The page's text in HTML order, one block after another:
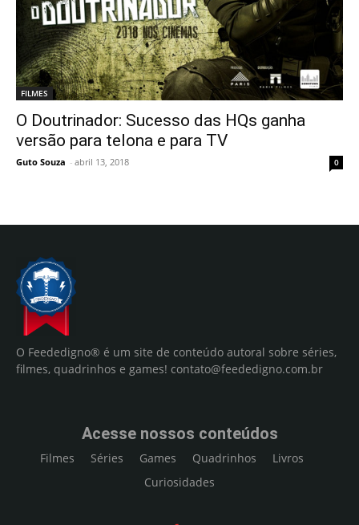
FILMES
O Doutrinador: Sucesso das HQs ganha
versão para telona e para TV
Guto Souza - abril 13, 2018 0
O Feededigno® é um site de conteúdo autoral sobre séries,
filmes, quadrinhos e games! contato@feededigno.com.br
Acesse nossos conteúdos
Filmes Séries Games Quadrinhos
Livros
Curiosidades